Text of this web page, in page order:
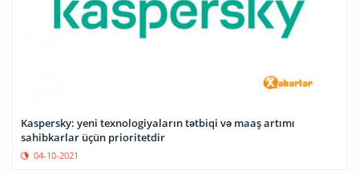
Kaspersky: yeni texnologiyaların tətbiqi və maaş artımı
sahibkarlar üçün prioritetdir
04-10-2021